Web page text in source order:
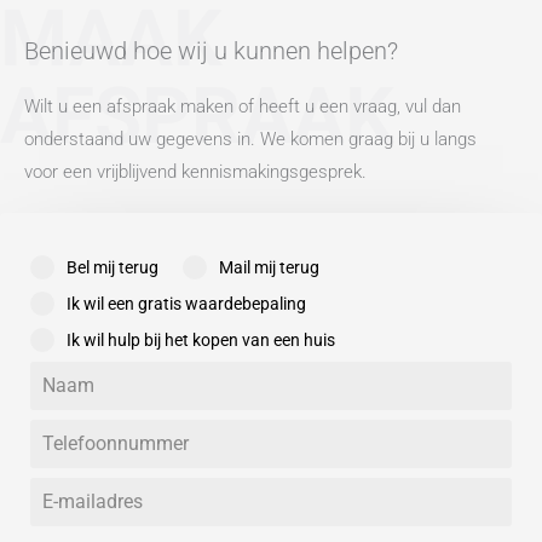
MAAK
AFSPRAAK
Benieuwd hoe wij u kunnen helpen?
Wilt u een afspraak maken of heeft u een vraag, vul dan
onderstaand uw gegevens in. We komen graag bij u langs
voor een vrijblijvend kennismakingsgesprek.
Bel mij terug
Mail mij terug
Ik wil een gratis waardebepaling
Ik wil hulp bij het kopen van een huis